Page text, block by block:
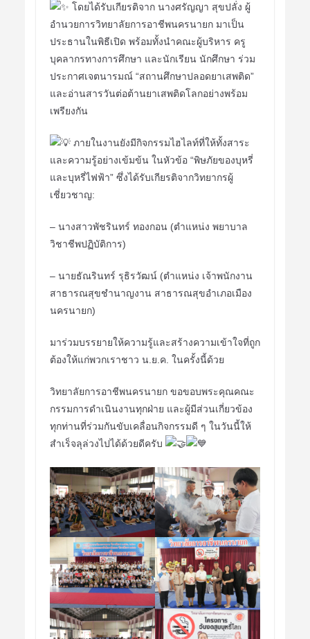
โดยได้รับเกียรติจาก นางศรัญญา สุขปลั่ง ผู้
อำนวยการวิทยาลัยการอาชีพนครนายก มาเป็น
ประธานในพิธีเปิด พร้อมทั้งนำคณะผู้บริหาร ครู
บุคลากรทางการศึกษา และนักเรียน นักศึกษา ร่วม
ประกาศเจตนารมณ์ “สถานศึกษาปลอดยาเสพติด”
และอ่านสารวันต่อต้านยาเสพติดโลกอย่างพร้อม
เพรียงกัน
ภายในงานยังมีกิจกรรมไฮไลท์ที่ให้ทั้งสาระ
และความรู้อย่างเข้มข้น ในหัวข้อ “พิษภัยของบุหรี่
และบุหรี่ไฟฟ้า” ซึ่งได้รับเกียรติจากวิทยากรผู้
เชี่ยวชาญ:
– นางสาวพัชรินทร์ ทองกอน (ตำแหน่ง พยาบาล
วิชาชีพปฏิบัติการ)
– นายธัณรินทร์ รุธิรวัฒน์ (ตำแหน่ง เจ้าพนักงาน
สาธารณสุขชำนาญงาน สาธารณสุขอำเภอเมือง
นครนายก)
มาร่วมบรรยายให้ความรู้และสร้างความเข้าใจที่ถูก
ต้องให้แก่พวกเราชาว น.ย.ค. ในครั้งนี้ด้วย
วิทยาลัยการอาชีพนครนายก ขอขอบพระคุณคณะ
กรรมการดำเนินงานทุกฝ่าย และผู้มีส่วนเกี่ยวข้อง
ทุกท่านที่ร่วมกันขับเคลื่อนกิจกรรมดี ๆ ในวันนี้ให้
สำเร็จลุล่วงไปได้ด้วยดีครับ